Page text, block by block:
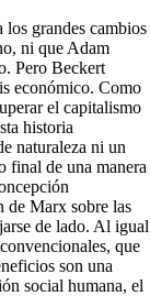
grandes cambios
ni que Adam
Pero Beckert
económico. Como
el capitalismo
historia
naturaleza ni un
final de una manera
de Marx sobre las
de lado. Al igual
que
son una
social humana, el